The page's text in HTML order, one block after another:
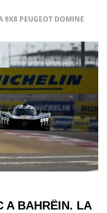
9X8 PEUGEOT DOMINE
A BAHRËIN. LA